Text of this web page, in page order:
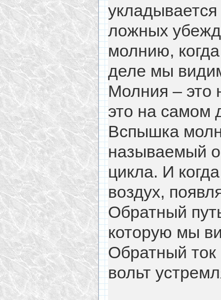
ложных
молнию,
деле мы
Молния – это
это на самом
Вспышка
называемый
цикла. И
воздух,
Обратный
которую мы
Обратный
вольт